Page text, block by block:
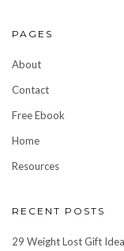
PAGES
About
Contact
Free Ebook
Home
Resources
RECENT POSTS
29 Weight Lost Gift